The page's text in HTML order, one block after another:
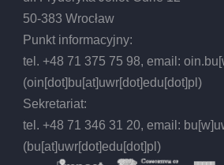
50-383 Wrocław
Punkt informacyjny:
tel. +48 71 375 75 98, email:oin.bu
(oin[dot]bu[at]uwr[dot]edu[dot]pl)
Sekretariat:
tel. +48 71 346 31 20, email: bu[w]
(bu[at]uwr[dot]edu[dot]pl)